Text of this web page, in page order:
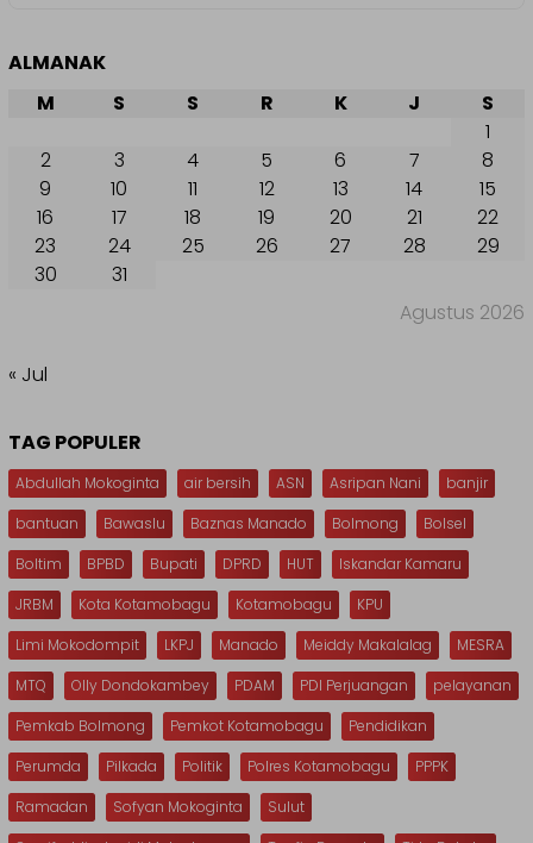
ALMANAK
Agustus 2026
M S S R K J
S
1
2
3 4 5 6 7
8
9
10 11 12 13 14
15
16
17 18 19 20 21
22
23
24 25 26 27 28
29
30
31
« Jul
TAG POPULER
Abdullah Mokoginta air bersih ASN Asripan Nani
banjir
bantuan
Bawaslu Baznas Manado Bolmong
Bolsel
Boltim
BPBD Bupati DPRD HUT
Iskandar Kamaru
JRBM
Kota Kotamobagu Kotamobagu
KPU
Limi Mokodompit
LKPJ Manado Meiddy Makalalag
MESRA
MTQ
Olly Dondokambey PDAM PDI Perjuangan
pelayanan
Pemkab Bolmong
Pemkot Kotamobagu
Pendidikan
Perumda
Pilkada Politik Polres Kotamobagu
PPPK
Ramadan
Sofyan Mokoginta
Sulut